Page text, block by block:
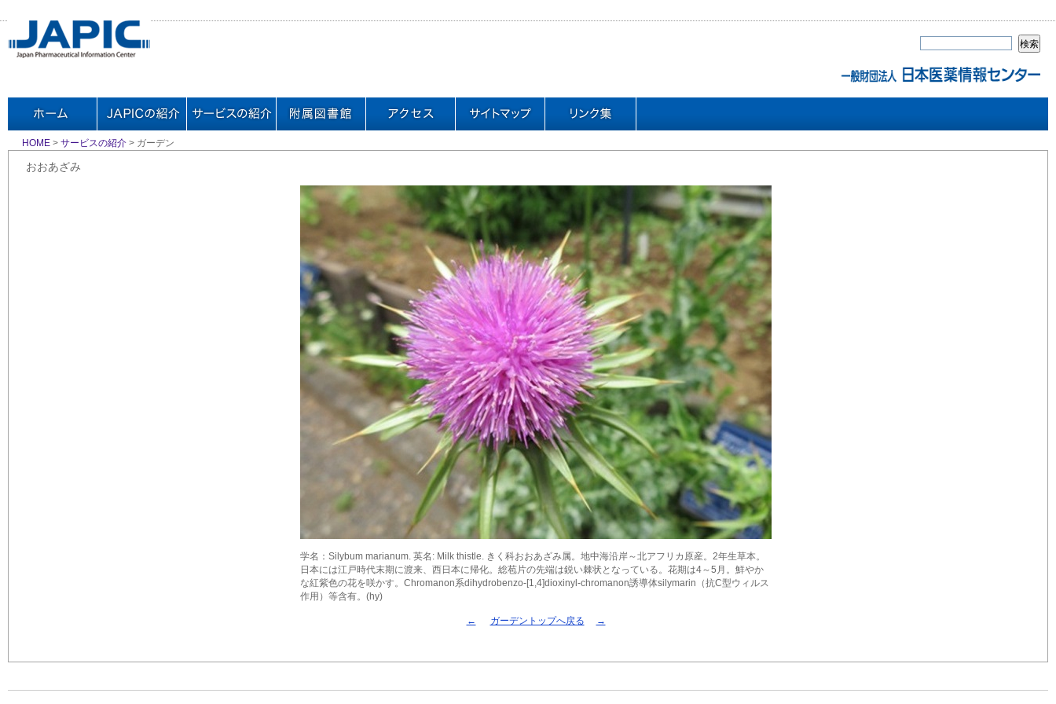
HOME > サービスの紹介 > ガーデン
おおあざみ
学名：Silybum marianum. 英名: Milk thistle. きく科おおあざみ属。地中海沿岸～北アフリカ原産。2年生草本。
日本には江戸時代末期に渡来、西日本に帰化。総苞片の先端は鋭い棘状となっている。花期は4～5月。鮮やか
な紅紫色の花を咲かす。Chromanon系dihydrobenzo-[1,4]dioxinyl-chromanon誘導体silymarin（抗C型ウィルス
作用）等含有。(hy)
← ガーデントップへ戻る →